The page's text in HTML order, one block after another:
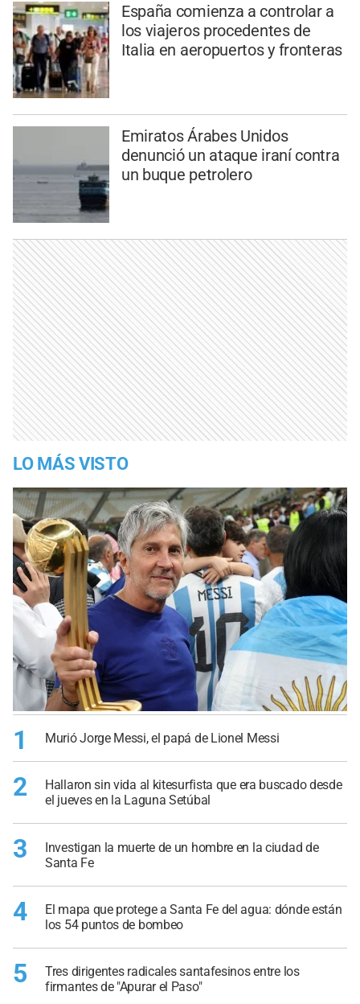
España comienza a controlar a
los viajeros procedentes de
Italia en aeropuertos y fronteras
Emiratos Árabes Unidos
denunció un ataque iraní contra
un buque petrolero
LO MÁS VISTO
1 Murió Jorge Messi, el papá de Lionel Messi
2
Hallaron sin vida al kitesurfista que era buscado desde
el jueves en la Laguna Setúbal
3
Investigan la muerte de un hombre en la ciudad de
Santa Fe
4
El mapa que protege a Santa Fe del agua: dónde están
los 54 puntos de bombeo
5
Tres dirigentes radicales santafesinos entre los
firmantes de "Apurar el Paso"